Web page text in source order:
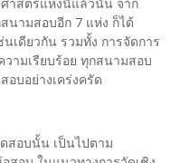
นามสอบอีก 7 แห่ง ก็ได้
เดียวกัน รวมทั้ง การจัดการ
ามเรียบร้อย ทุกสนามสอบ
บอย่างเคร่งครัด
สอบนั้น เป็นไปตาม